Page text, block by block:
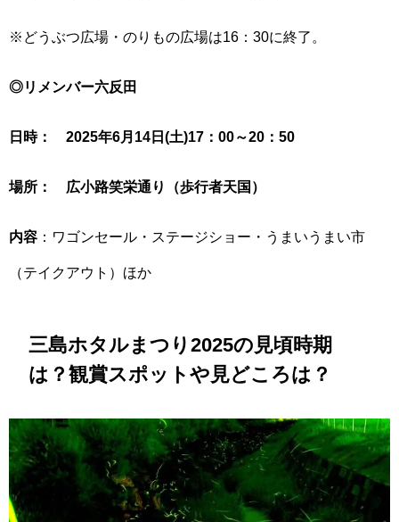
※どうぶつ広場・のりもの広場は16：30に終了。
◎リメンバー六反田
日時： 2025年6月14日(土)17：00～20：50
場所： 広小路笑栄通り（歩行者天国）
内容 ：ワゴンセール・ステージショー・うまいうまい市
（テイクアウト）ほか
三島ホタルまつり2025の見頃時期
は？観賞スポットや見どころは？